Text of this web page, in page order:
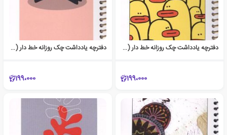
دفترچه یادداشت چک روزانه خط دار (کد 1734)
199،000
دفترچه یادداشت چک روزانه خط دار (کد 1736)
199،000